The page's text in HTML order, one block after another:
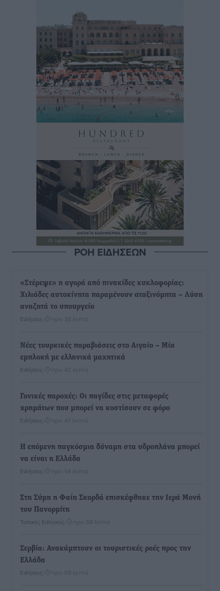
ΡΟΗ ΕΙΔΗΣΕΩΝ
«Στέρεψε» η αγορά από πινακίδες κυκλοφορίας:
Χιλιάδες αυτοκίνητα παραμένουν αταξινόμητα – Λύση
αναζητά το υπουργείο
Ειδήσεις πριν 38 λεπτά
Νέες τουρκικές παραβιάσεις στο Αιγαίο – Μία
εμπλοκή με ελληνικά μαχητικά
Ειδήσεις πριν 42 λεπτά
Γονικές παροχές: Οι παγίδες στις μεταφορές
χρημάτων που μπορεί να κοστίσουν σε φόρο
Ειδήσεις πριν 47 λεπτά
Η επόμενη παγκόσμια δύναμη στα υδροπλάνα μπορεί
να είναι η Ελλάδα
Ειδήσεις πριν 54 λεπτά
Στη Σύμη η Φαίη Σκορδά επισκέφθηκε την Ιερά Μονή
του Πανορμίτη
Τοπικές Ειδήσεις πριν 58 λεπτά
Σερβία: Ανακάμπτουν οι τουριστικές ροές προς την
Ελλάδα
Ειδήσεις πριν 59 λεπτά